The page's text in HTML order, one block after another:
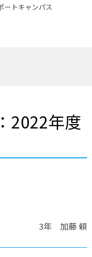
ートキャンパス
2022年度
3年 加藤 頼